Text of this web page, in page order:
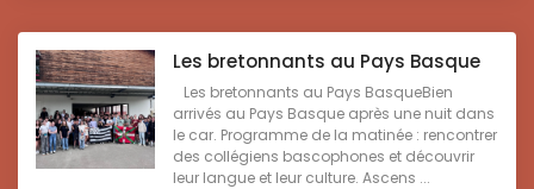
Les bretonnants au Pays Basque
Les bretonnants au Pays BasqueBien
arrivés au Pays Basque après une nuit dans
le car. Programme de la matinée : rencontrer
des collégiens bascophones et découvrir
leur langue et leur culture. Ascens ...